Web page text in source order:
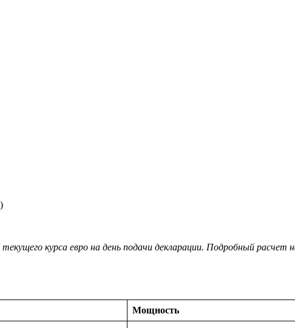
курса евро на день подачи декларации. Подробный расчет
Мощность